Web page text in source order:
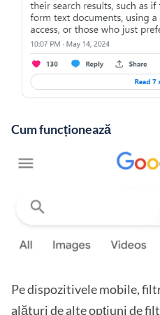
Cum funcționează
Pe dispozitivele mobile,
alături de alte opțiuni de